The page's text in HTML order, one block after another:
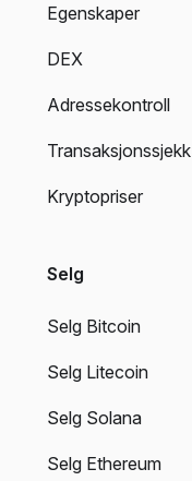
Egenskaper
DEX
Adressekontroll
Transaksjonssjekk
Kryptopriser
Selg
Selg Bitcoin
Selg Litecoin
Selg Solana
Selg Ethereum